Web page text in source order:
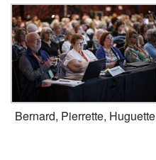
Bernard, Pierrette, Huguette